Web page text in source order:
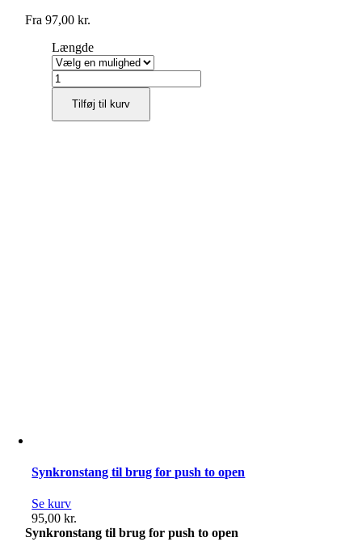
Fra97,00kr.
Længde
Kuglelejeudtræk
KA
1730
antal
Tilføj til kurv
Synkronstang til brug for push to open
Se kurv
95,00kr.
Synkronstang til brug for push to open